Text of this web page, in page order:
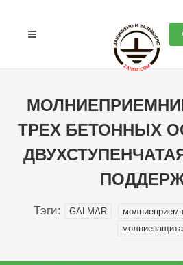
ТРЕХ БЕТОННЫХ
Тэги: GALMAR
молниезащита